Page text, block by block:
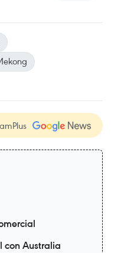
con Australia